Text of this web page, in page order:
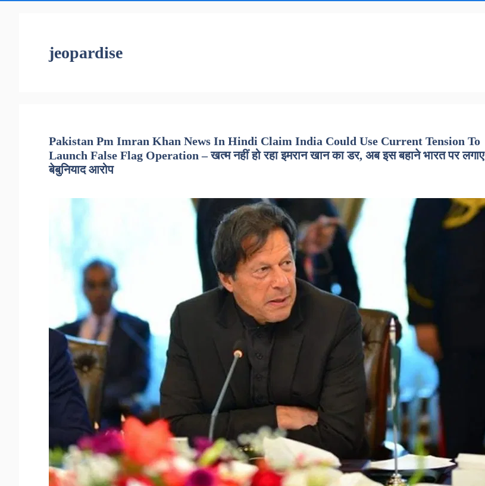
jeopardise
Pakistan Pm Imran Khan News In Hindi Claim India Could Use Current Tension To
Launch False Flag Operation – खत्म नहीं हो रहा इमरान खान का डर, अब इस बहाने भारत पर लगाए
बेबुनियाद आरोप